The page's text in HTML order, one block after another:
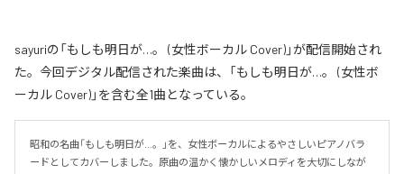
sayuriの「もしも明日が…。 (女性ボーカル Cover)」が配信開始され
た。今回デジタル配信された楽曲は、「もしも明日が…。 (女性ボ
ーカル Cover)」を含む全1曲となっている。
昭和の名曲「もしも明日が…。」を、女性ボーカルによるやさしいピアノバラ
ードとしてカバーしました。原曲の温かく懐かしいメロディを大切にしなが